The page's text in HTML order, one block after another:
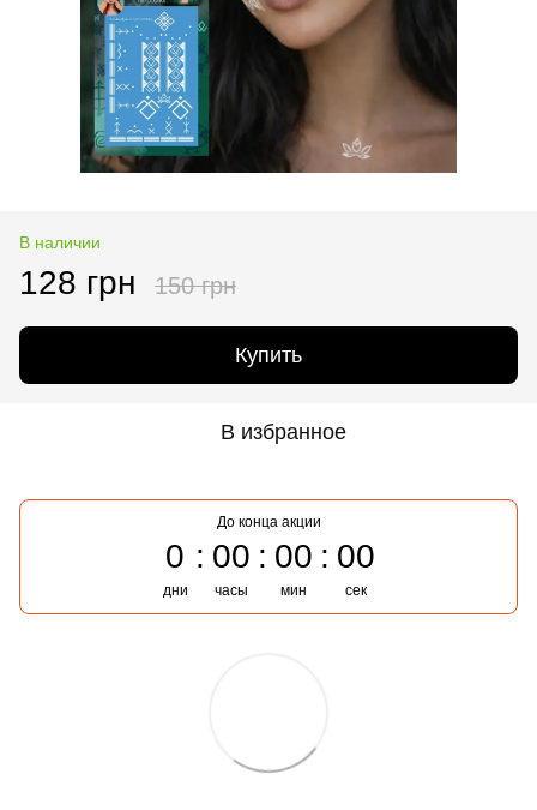
В наличии
128 грн 150 грн
Купить
В избранное
До конца акции
0
дни
00
часы
00
мин
00
сек